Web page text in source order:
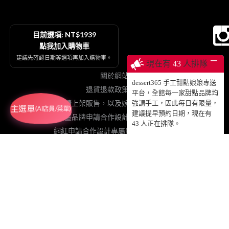
現在有 43 人排隊 ─
dessert365 手工甜點娘娘專送
平台，全館每一家甜點品牌均
強調手工，因此每日有限量，
建議提早預約日期，現在有
43 人正在排隊。
關於網站
退貨退款政策契約
烘焙品牌申請上架販售，以及娘娘專送、動蛋糕授權等
插畫品牌申請合作設計手工甜點販售
網紅申請合作設計專屬影片動蛋糕販售
目前選項: NT$1939
點我加入購物車
建議先確認日期等選項再加入購物車。
主選單(AI店員/菜單)